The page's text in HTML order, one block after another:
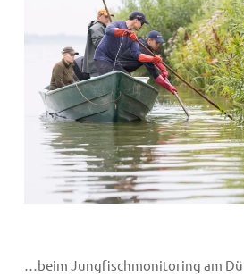
…beim Jungfischmonitoring am